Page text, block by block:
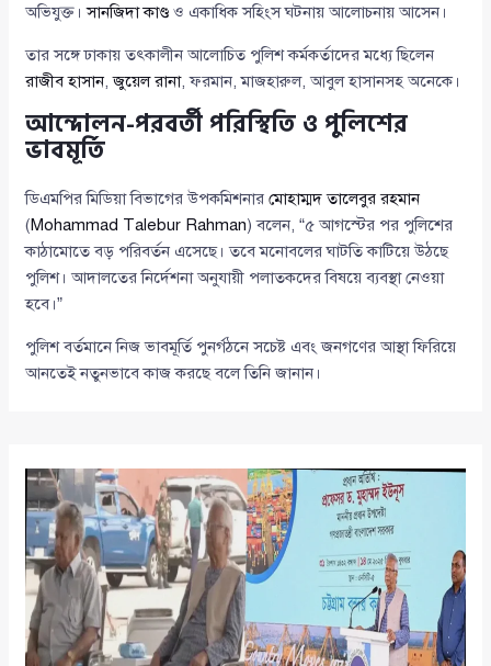
অভিযুক্ত।সানজিদা কাণ্ড ও একাধিক সহিংস ঘটনায় আলোচনায় আসেন।
তার সঙ্গে ঢাকায় তৎকালীন আলোচিত পুলিশ কর্মকর্তাদের মধ্যে ছিলেন
রাজীব হাসান,জুয়েল রানা, ফরমান, মাজহারুল, আবুল হাসানসহ অনেকে।
আন্দোলন-পরবর্তী পরিস্থিতি ও পুলিশের
ভাবমূর্তি
ডিএমপির মিডিয়া বিভাগের উপকমিশনারমোহাম্মদ তালেবুর রহমান
(Mohammad Talebur Rahman) বলেন, “৫ আগস্টের পর পুলিশের
কাঠামোতে বড় পরিবর্তন এসেছে। তবে মনোবলের ঘাটতি কাটিয়ে উঠছে
পুলিশ। আদালতের নির্দেশনা অনুযায়ী পলাতকদের বিষয়ে ব্যবস্থা নেওয়া
হবে।”
পুলিশ বর্তমানে নিজ ভাবমূর্তি পুনর্গঠনে সচেষ্ট এবং জনগণের আস্থা ফিরিয়ে
আনতেই নতুনভাবে কাজ করছে বলে তিনি জানান।